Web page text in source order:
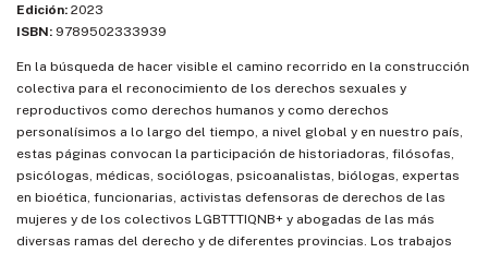
Edición: 2023
ISBN: 9789502333939
En la búsqueda de hacer visible el camino recorrido en la construcción
colectiva para el reconocimiento de los derechos sexuales y
reproductivos como derechos humanos y como derechos
personalísimos a lo largo del tiempo, a nivel global y en nuestro país,
estas páginas convocan la participación de historiadoras, filósofas,
psicólogas, médicas, sociólogas, psicoanalistas, biólogas, expertas
en bioética, funcionarias, activistas defensoras de derechos de las
mujeres y de los colectivos LGBTTTIQNB+ y abogadas de las más
diversas ramas del derecho y de diferentes provincias. Los trabajos